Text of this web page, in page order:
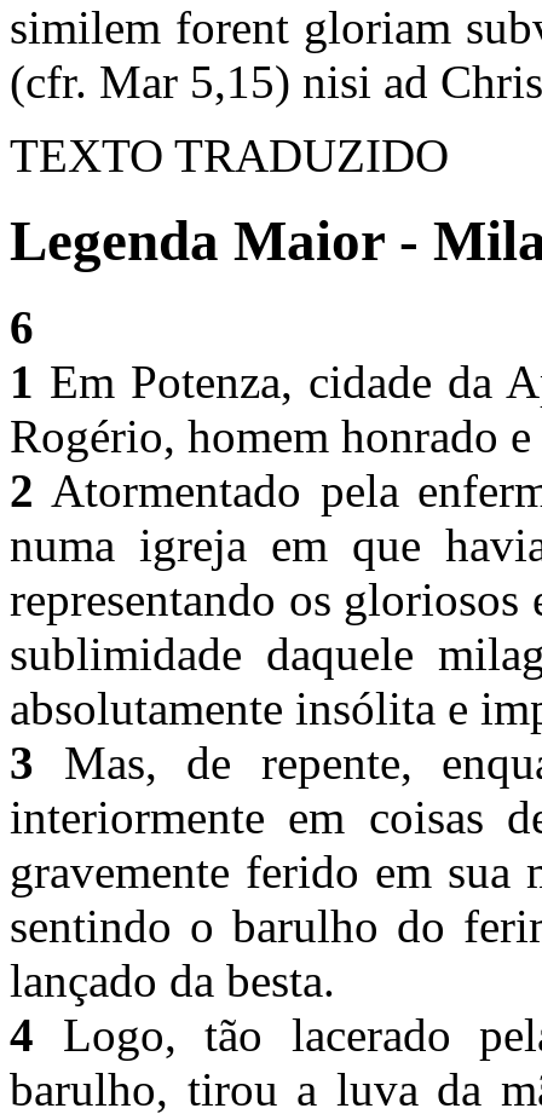
similem forent gloriam
(cfr. Mar 5,15) nisi ad
TEXTO TRADUZIDO
Legenda Maior -
6
1 Em Potenza, cidade da
Rogério, homem honrado
2 Atormentado pela
numa igreja em que
representando os gloriosos
sublimidade daquele
absolutamente insólita e
3 Mas, de repente,
interiormente em coisas
gravemente ferido em sua
sentindo o barulho do
lançado da besta.
4 Logo, tão lacerado
barulho, tirou a luva da